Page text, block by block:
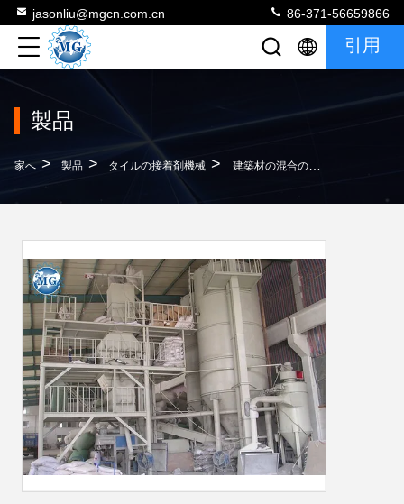
jasonliu@mgcn.com.cn 86-371-56659866
引用
製品
家へ > 製品 > タイルの接着剤機械 > 建築材の混合のタイル付着力機械/乾燥した乳鉢の生産ライン